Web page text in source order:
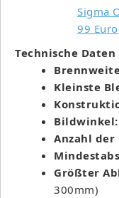
Technische Daten
Kleinste
Bildwinkel:
Anzahl
Größter
300mm)